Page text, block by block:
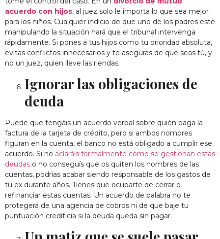
acuerdo con hijos, al juez solo le importa lo que sea mejor
para los niños. Cualquier indicio de que uno de los padres esté
manipulando la situación hará que el tribunal intervenga
rápidamente. Si pones a tus hijos como tu prioridad absoluta,
evitas conflictos innecesarios y te aseguras de que seas tú, y
no un juez, quien lleve las riendas.
Ignorar las obligaciones de
deuda
Puede que tengáis un acuerdo verbal sobre quién paga la
factura de la tarjeta de crédito, pero si ambos nombres
figuran en la cuenta, el banco no está obligado a cumplir ese
acuerdo. Si no aclaráis formalmente cómo se gestionan estas
deudas o no conseguís que os quiten los nombres de las
cuentas, podrías acabar siendo responsable de los gastos de
tu ex durante años. Tienes que ocuparte de cerrar o
refinanciar estas cuentas. Un acuerdo de palabra no te
protegerá de una agencia de cobros ni de que baje tu
puntuación crediticia si la deuda queda sin pagar.